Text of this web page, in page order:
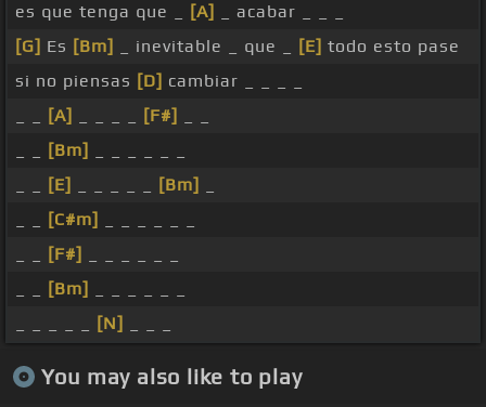
es que tenga que _
[A]
_ acabar _ _ _
[G] Es [Bm] _ inevitable _ que _ [E] todo esto pase
si no piensas [D] cambiar _ _ _ _
[A] [F#]
[Bm]
[E] [Bm]
[C#m]
[F#]
[Bm]
[N]
You may also like to play